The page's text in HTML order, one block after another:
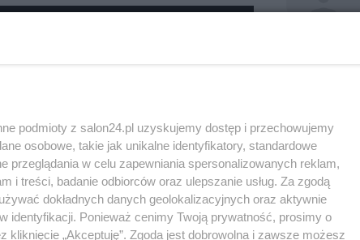
podmioty z salon24.pl uzyskujemy dostęp i przechowujemy
osobowe, takie jak unikalne identyfikatory, standardowe
przeglądania w celu zapewniania spersonalizowanych reklam,
i treści, badanie odbiorców oraz ulepszanie usług. Za zgodą
dokładnych danych geolokalizacyjnych oraz aktywnie
identyfikacji. Ponieważ cenimy Twoją prywatność, prosimy o
kliknięcie „Akceptuję”. Zgoda jest dobrowolna i zawsze możesz